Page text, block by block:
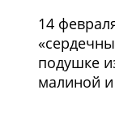
14
подушке
малиной